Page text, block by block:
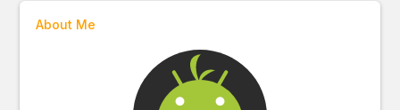
About Me